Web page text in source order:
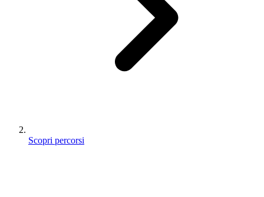
Scopri percorsi